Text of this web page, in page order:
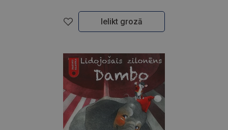
Ielikt grozā